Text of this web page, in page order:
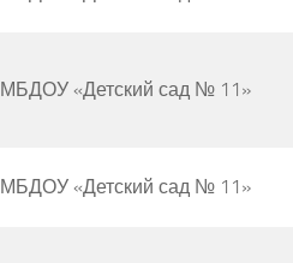
МБДОУ «Детский сад № 11»
МБДОУ «Детский сад № 11»